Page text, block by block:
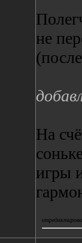
не
На
игры